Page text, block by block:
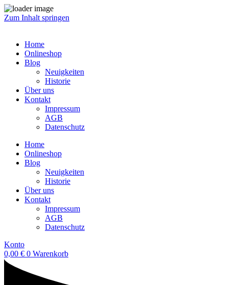
Zum Inhalt springen
Home
Onlineshop
Blog
Neuigkeiten
Historie
Über uns
Kontakt
Impressum
AGB
Datenschutz
Home
Onlineshop
Blog
Neuigkeiten
Historie
Über uns
Kontakt
Impressum
AGB
Datenschutz
Konto
0,00 € 0 Warenkorb